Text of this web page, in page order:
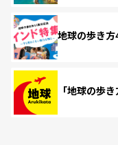
地球の歩き
「地球の歩